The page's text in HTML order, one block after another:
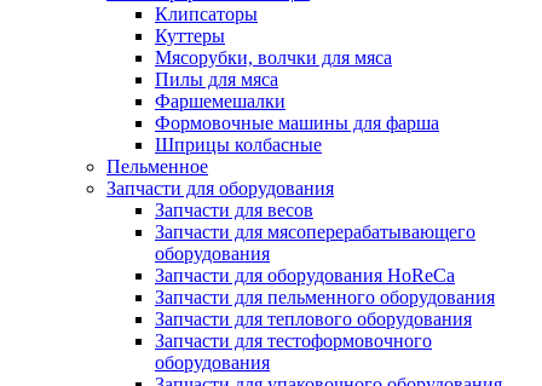
Клипсаторы
Куттеры
Мясорубки, волчки для мяса
Пилы для мяса
Фаршемешалки
Формовочные машины для фарша
Шприцы колбасные
Пельменное
Запчасти для оборудования
Запчасти для весов
Запчасти для мясоперерабатывающего
оборудования
Запчасти для оборудования HoReCa
Запчасти для пельменного оборудования
Запчасти для теплового оборудования
Запчасти для тестоформовочного
оборудования